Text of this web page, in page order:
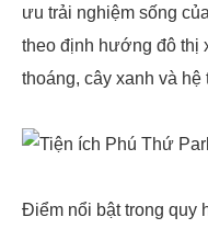
ưu trải nghiệm sống
theo định hướng đô thị
thoáng, cây xanh và
Điểm nổi bật trong quy